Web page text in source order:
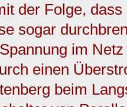
der Folge,
sogar
im
einen
beim